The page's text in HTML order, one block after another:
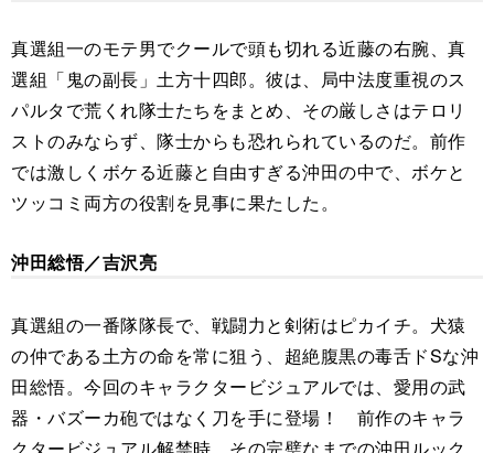
真選組一のモテ男でクールで頭も切れる近藤の右腕、真
選組「鬼の副長」土方十四郎。彼は、局中法度重視のス
パルタで荒くれ隊士たちをまとめ、その厳しさはテロリ
ストのみならず、隊士からも恐れられているのだ。前作
では激しくボケる近藤と自由すぎる沖田の中で、ボケと
ツッコミ両方の役割を見事に果たした。
沖田総悟／吉沢亮
真選組の一番隊隊長で、戦闘力と剣術はピカイチ。犬猿
の仲である土方の命を常に狙う、超絶腹黒の毒舌ドSな沖
田総悟。今回のキャラクタービジュアルでは、愛用の武
器・バズーカ砲ではなく刀を手に登場！ 前作のキャラ